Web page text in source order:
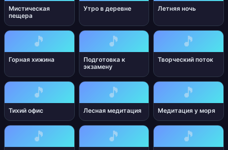
Мистическая
пещера
Утро в деревне Летняя ночь
🎵
Горная хижина
🎵
Подготовка к
экзамену
🎵
Творческий поток
🎵
Тихий офис
🎵
Лесная медитация
🎵
Медитация у моря
🎵 🎵 🎵